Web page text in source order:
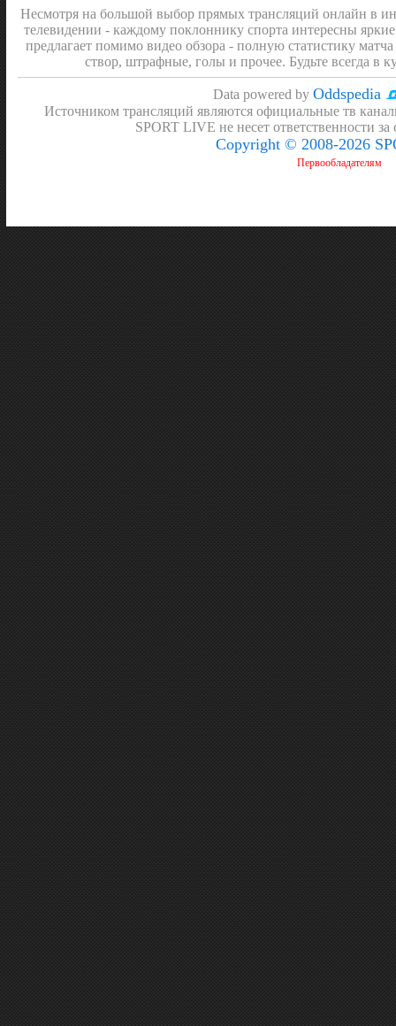
Несмотря на большой выбор прямых трансляций онлайн в
телевидении - каждому поклоннику спорта интересны
предлагает помимо видео обзора - полную статистику
створ, штрафные, голы и прочее. Будьте всегда в
Data powered byOddspedia
Источником трансляций являются официальные тв
SPORT LIVE не несет ответственности
Copyright © 2008-2026
Первообладателям